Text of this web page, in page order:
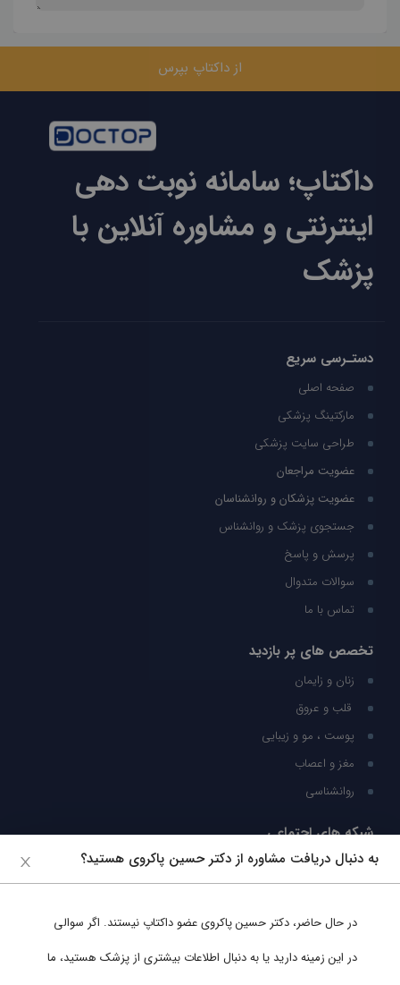
از داکتاپ بپرس
داکتاپ؛ سامانه نوبت دهی
اینترنتی و مشاوره آنلاین با
پزشک
دستـرسی سریع
صفحه اصلی
مارکتینگ پزشکی
طراحی سایت پزشکی
عضویت مراجعان
عضویت پزشکان و روانشناسان
جستجوی پزشک و روانشناس
پرسش و پاسخ
سوالات متدوال
تماس با ما
تخصص های پر بازدید
زنان و زایمان
قلب و عروق
پوست ، مو و زیبایی
مغز و اعصاب
روانشناسی
شبکه های اجتماعی
ما را در شبکه های اجتماعی دنبال کنید
به دنبال دریافت مشاوره از دکتر حسین پاکروی هستید؟
در حال حاضر، دکتر حسین پاکرویعضو داکتاپ نیستند. اگر سوالی
در این زمینه دارید یا به دنبال اطلاعات بیشتری از پزشک هستید، ما